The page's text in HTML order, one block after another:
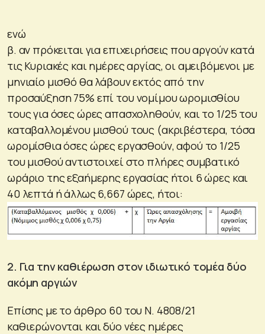
ενώ
β. αν πρόκειται για επιχειρήσεις που αργούν κατά
τις Κυριακές και ημέρες αργίας, οι αμειβόμενοι με
μηνιαίο μισθό θα λάβουν εκτός από την
προσαύξηση 75% επί του νομίμου ωρομισθίου
τους για όσες ώρες απασχοληθούν, και το 1/25 του
καταβαλλομένου μισθού τους (ακριβέστερα, τόσα
ωρομίσθια όσες ώρες εργασθούν, αφού το 1/25
του μισθού αντιστοιχεί στο πλήρες συμβατικό
ωράριο της εξαήμερης εργασίας ήτοι 6 ώρες και
40 λεπτά ή άλλως 6,667 ώρες, ήτοι:
2. Για την καθιέρωση στον ιδιωτικό τομέα δύο
ακόμη αργιών
Επίσης με το άρθρο 60 του Ν. 4808/21
καθιερώνονται και δύο νέες ημέρες